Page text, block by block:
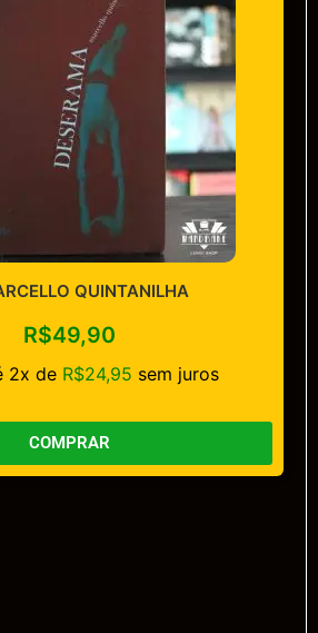
QUINTANILHA
R$49,90
2x de R$24,95 sem juros
COMPRAR